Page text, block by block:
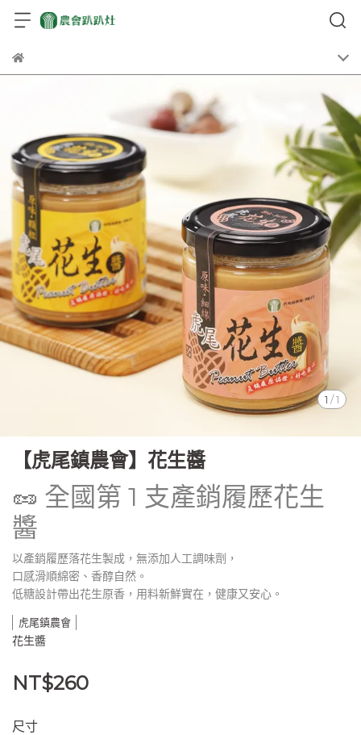
1 /1
【虎尾鎮農會】花生醬
🥜 全國第 1 支產銷履歷花生
醬
以產銷履歷落花生製成，無添加人工調味劑，
口感滑順綿密、香醇自然。
低糖設計帶出花生原香，用料新鮮實在，健康又安心。
虎尾鎮農會
花生醬
NT$260
尺寸